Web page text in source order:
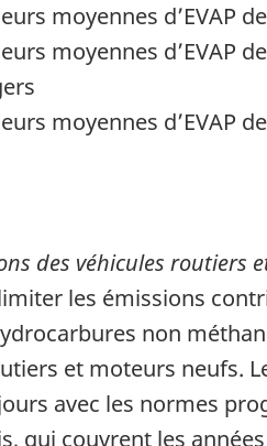
moyennes d’EVAP
moyennes
moyennes d’EVAP
des véhicules routiers
les émissions
non
et moteurs neufs.
avec les normes
qui couvrent les